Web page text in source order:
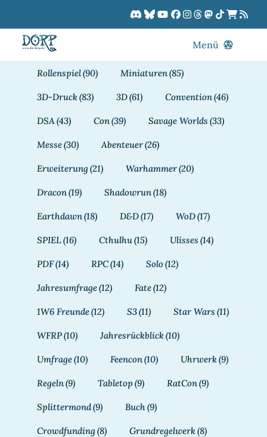
springen
Menü
Rollenspiel(90) Miniaturen(85)
3D-Druck(83) 3D(61) Convention(46)
DSA (43) Con(39) Savage Worlds (33)
Messe(30) Abenteuer(26)
Erweiterung (21) Warhammer(20)
Dracon(19) Shadowrun(18)
Earthdawn(18) D&D(17) WoD(17)
SPIEL(16) Cthulhu(15) Ulisses (14)
PDF(14) RPC(14) Solo(12)
Jahresumfrage(12) Fate(12)
1W6 Freunde(12) S3(11) Star Wars (11)
WFRP(10) Jahresrückblick(10)
Umfrage(10) Feencon(10) Uhrwerk(9)
Regeln(9) Tabletop (9) RatCon(9)
Splittermond(9) Buch(9)
Crowdfunding (8) Grundregelwerk(8)